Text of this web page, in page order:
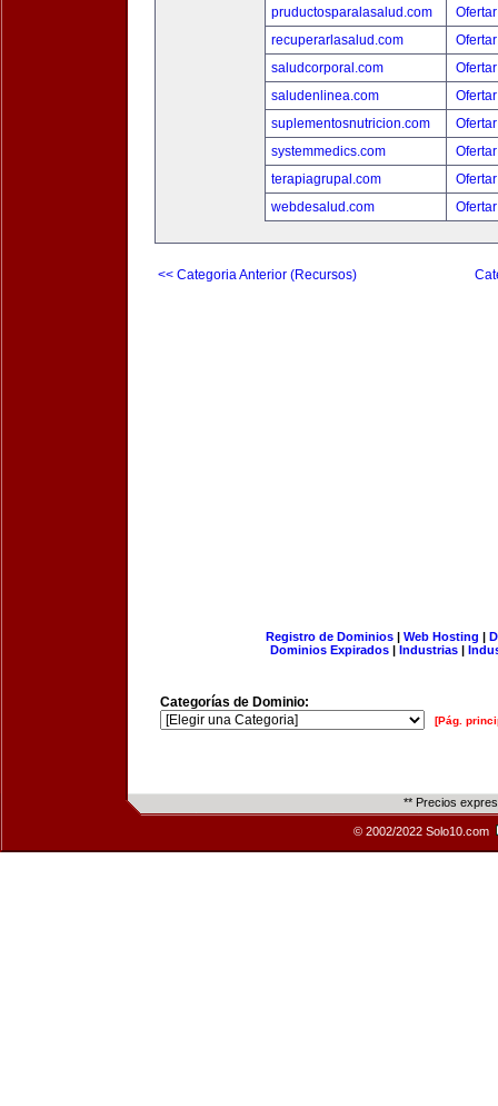
pruductosparalasalud.com
recuperarlasalud.com
saludcorporal.com
saludenlinea.com
suplementosnutricion.com
systemmedics.com
terapiagrupal.com
webdesalud.com
<< Categoria Anterior (Recursos)
Registro de Dominios| Web Hosting |
Dominios Expirados | Industrias |
Categorías de Dominio:
[Pág.
** Precios
© 2002/2022 Solo10.com